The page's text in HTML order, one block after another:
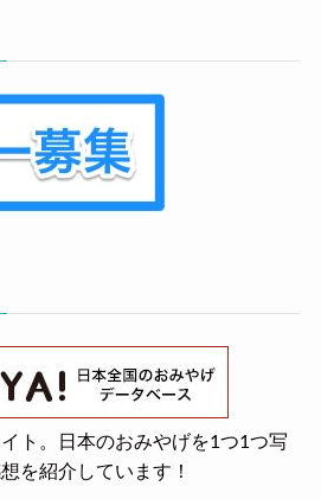
ト。日本のおみやげを1つ1つ写
を紹介しています！